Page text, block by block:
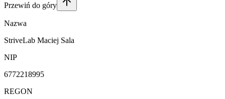
Przewiń do góry
Nazwa
StriveLab Maciej Sala
NIP
6772218995
REGON